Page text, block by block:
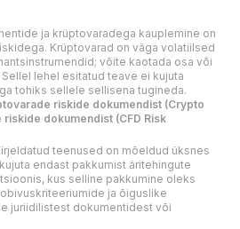
ja krüptovaradega kauplemine on
Krüptovarad on väga volatiilsed
võite kaotada osa või
lehel esitatud teave ei kujuta
tohiks sellele sellisena tugineda.
riskide dokumendist (Crypto
riskide dokumendist (CFD Risk
teenused on mõeldud üksnes
endast pakkumist äritehingute
kus selline pakkumine oleks
ja õiguslike
juriidilistest dokumentidest või